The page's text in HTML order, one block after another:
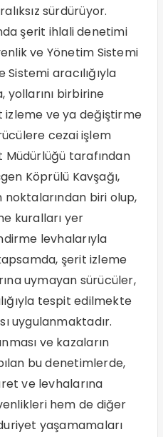
sürdürüyor.
şerit ihlali denetimi
ve Yönetim Sistemi
aracılığıyla
yollarını birbirine
ve ya değiştirme
cezai işlem
Müdürlüğü tarafından
Köprülü Kavşağı,
biri olup,
kuralları yer
levhalarıyla
şerit izleme
uymayan sürücüler,
tespit edilmekte
uygulanmaktadır.
ve kazaların
bu denetimlerde,
ve levhalarına
hem de diğer
yaşamamaları